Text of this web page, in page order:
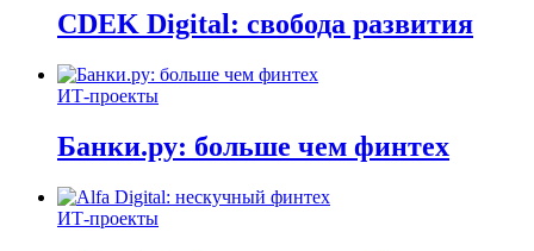
CDEK Digital: свобода развития
ИТ-проекты
Банки.ру: больше чем финтех
ИТ-проекты